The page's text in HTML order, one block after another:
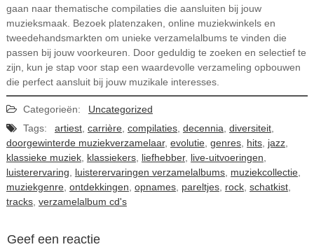
gaan naar thematische compilaties die aansluiten bij jouw
muzieksmaak. Bezoek platenzaken, online muziekwinkels en
tweedehandsmarkten om unieke verzamelalbums te vinden die
passen bij jouw voorkeuren. Door geduldig te zoeken en selectief te
zijn, kun je stap voor stap een waardevolle verzameling opbouwen
die perfect aansluit bij jouw muzikale interesses.
Categorieën:
Uncategorized
Tags:
artiest, carrière, compilaties, decennia diversiteit,
doorgewinterde muziekverzamelaar, evolutie, genres, hits, jazz,
klassieke muziek, klassiekers, liefhebber, live-uitvoeringen
luisterervaring
luisterervaringen verzamelalbums, muziekcollectie,
muziekgenre, ontdekkingen opnames, pareltjes, rock, schatkist,
tracks, verzamelalbum cd's
Geef een reactie